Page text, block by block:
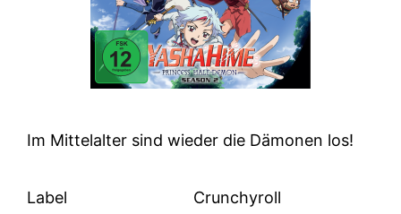
Im Mittelalter sind wieder die Dämonen los!
Label Crunchyroll